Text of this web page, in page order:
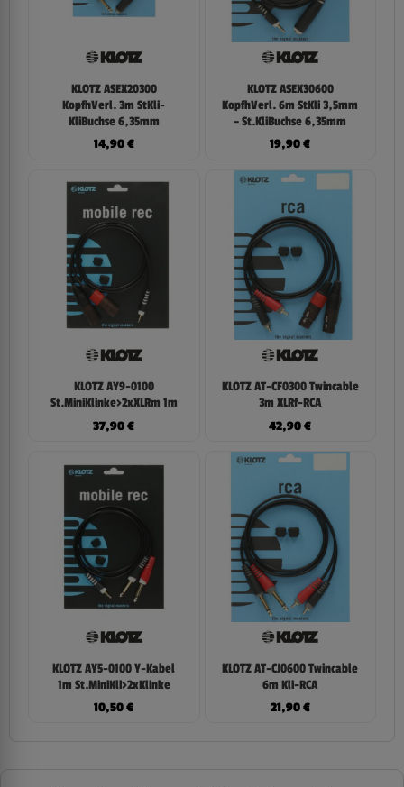
KLOTZ ASEX20300
KopfhVerl. 3m StKli-
KliBuchse 6,35mm
14,90€
KLOTZ ASEX30600
KopfhVerl. 6m StKli 3,5mm
– St.KliBuchse 6,35mm
19,90€
KLOTZ AY9-0100
St.MiniKlinke>2xXLRm 1m
37,90€
KLOTZ AT-CF0300 Twincable
3m XLRf-RCA
42,90€
KLOTZ AY5-0100 Y-Kabel
1m St.MiniKli>2xKlinke
10,50€
KLOTZ AT-CJ0600 Twincable
6m Kli-RCA
21,90€